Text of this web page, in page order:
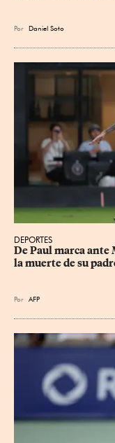
Por Daniel Soto
DEPORTES
De Paul marca ante
la muerte de su
Por AFP